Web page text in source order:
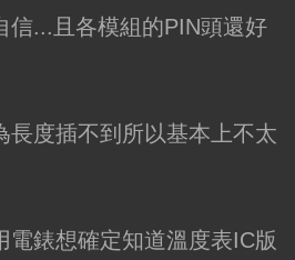
信...且各模組的PIN頭還好
長度插不到所以基本上不太
電錶想確定知道溫度表IC版